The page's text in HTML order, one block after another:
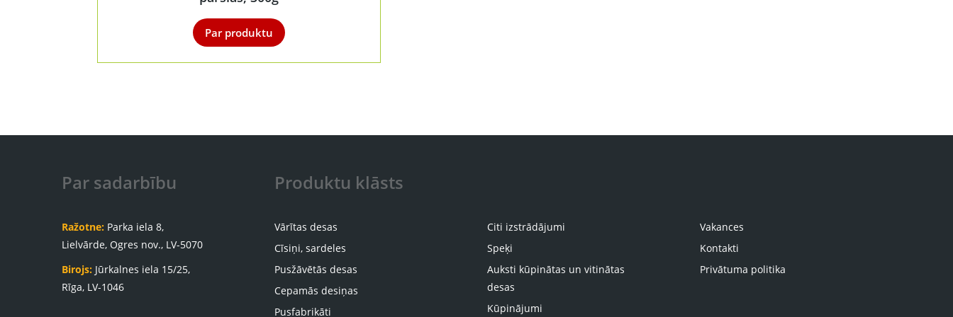
Par produktu
Par sadarbību
Ražotne: Parka iela 8,
Lielvārde, Ogres nov., LV-5070
Birojs: Jūrkalnes iela 15/25,
Rīga, LV-1046
Produktu klāsts
Vārītas desas
Cīsiņi, sardeles
Pusžāvētās desas
Cepamās desiņas
Pusfabrikāti
Citi izstrādājumi
Speķi
Auksti kūpinātas un vitinātas
desas
Kūpinājumi
Vakances
Kontakti
Privātuma politika